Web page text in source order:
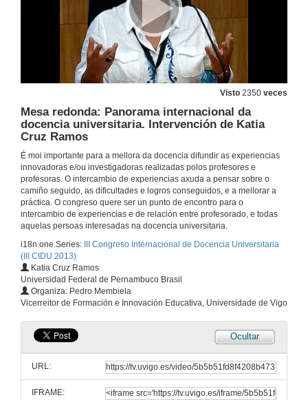
Visto 2350 veces
Mesa redonda: Panorama internacional da
docencia universitaria. Intervención de Katia
Cruz Ramos
É moi importante para a mellora da docencia difundir as experiencias
innovadoras e/ou investigadoras realizadas polos profesores e
profesoras. O intercambio de experiencias axuda a pensar sobre o
camiño seguido, as dificultades e logros conseguidos, e a mellorar a
práctica. O congreso quere ser un punto de encontro para o
intercambio de experiencias e de relación entre profesorado, e todas
aquelas persoas interesadas na docencia universitaria.
i18n.one.Series:
III Congreso Internacional de Docencia Universitaria
(III CIDU 2013)
Katia Cruz Ramos
Universidad Federal de Pernambuco Brasil
Organiza: Pedro Membiela
Vicerreitor de Formación e Innovación Educativa, Universidade de Vigo
Ocultar
URL:
IFRAME:
La vita é bella
Nicola Piovani
20 de xuño de 2013
Por unha cabeza. Perfume de Muller
Carlos Gardel
20 de xuño de 2013
James bond theme. Dr. No
Monty Norman
20 de xuño de 2013
20 de xuño de 2013
20 de xuño de 2013
Mesa redonda: Panorama internacional da docencia universitaria. Intervención de Maria Josefa Rassetto
20 de xuño de 2013